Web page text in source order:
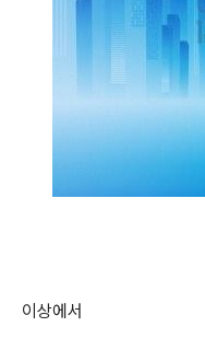
이상에서